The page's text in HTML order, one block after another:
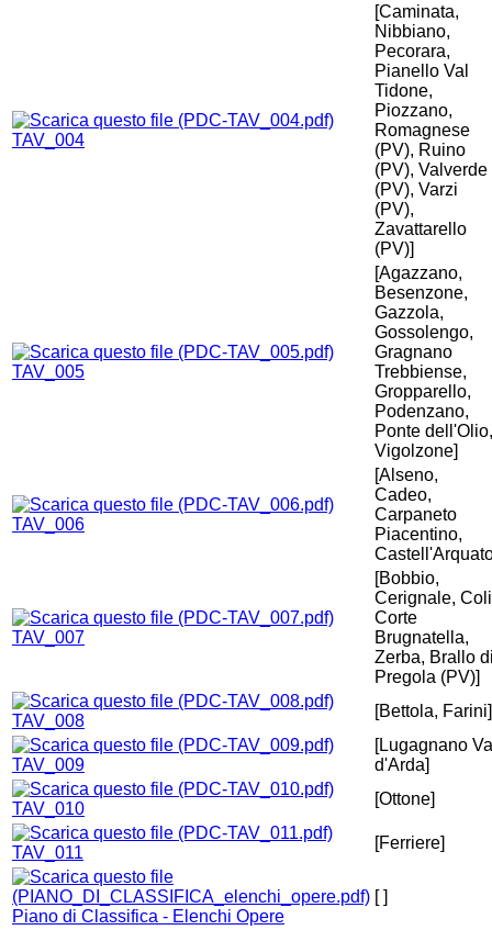
TAV_004
[Caminata,
Nibbiano,
Pecorara,
Pianello Val
Tidone,
Piozzano,
Romagnese
(PV), Ruino
(PV), Valverde
(PV), Varzi
(PV),
Zavattarello
(PV)]
TAV_005
[Agazzano,
Besenzone,
Gazzola,
Gossolengo,
Gragnano
Trebbiense,
Gropparello,
Podenzano,
Ponte dell'Olio,
Vigolzone]
TAV_006
[Alseno,
Cadeo,
Carpaneto
Piacentino,
TAV_007
[Bobbio,
Cerignale,
Corte
Brugnatella,
Zerba, Brallo
Pregola (PV)]
TAV_008
[Bettola, Farini]
TAV_009
[Lugagnano
d'Arda]
TAV_010
[Ottone]
TAV_011
[Ferriere]
Piano di Classifica - Elenchi Opere
[ ]